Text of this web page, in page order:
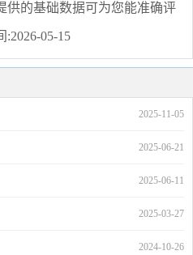
供的基础数据可为您能准确评
:2026-05-15
2025-11-05
2025-06-21
2025-06-11
2025-03-27
2024-10-26